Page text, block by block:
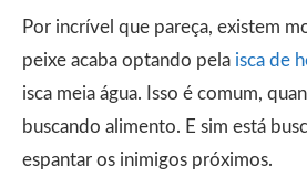
Por incrível que pareça, existem
peixe acaba optando pela isca de
isca meia água. Isso é comum,
buscando alimento. E sim está
espantar os inimigos próximos.